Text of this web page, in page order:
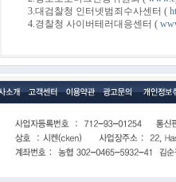
3.대검찰청 인터넷범죄수사센터 (
4.경찰청 사이버테러대응센터 (